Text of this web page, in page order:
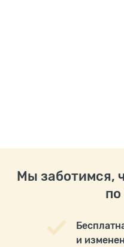
Мы заботимся,
и